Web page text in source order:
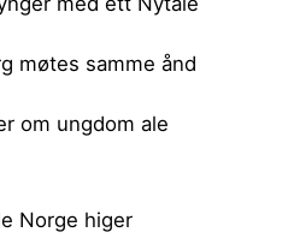
møtes samme ånd
om ungdom ale
Norge higer